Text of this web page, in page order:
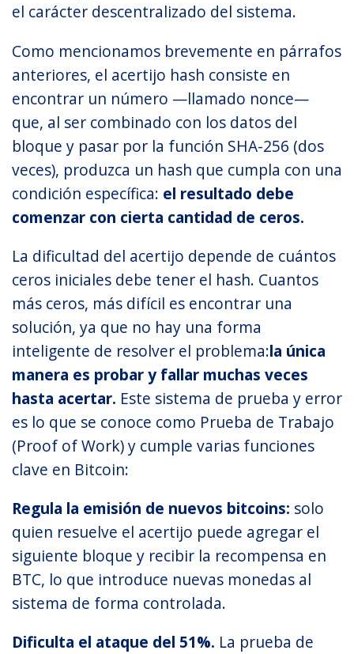
el carácter descentralizado del sistema.
Como mencionamos brevemente en párrafos
anteriores, el acertijo hash consiste en
encontrar un número —llamado nonce—
que, al ser combinado con los datos del
bloque y pasar por la función SHA-256 (dos
veces), produzca un hash que cumpla con una
condición específica: el resultado debe
comenzar con cierta cantidad de ceros.
La dificultad del acertijo depende de cuántos
ceros iniciales debe tener el hash. Cuantos
más ceros, más difícil es encontrar una
solución, ya que no hay una forma
inteligente de resolver el problema:la única
manera es probar y fallar muchas veces
hasta acertar. Este sistema de prueba y error
es lo que se conoce como Prueba de Trabajo
(Proof of Work) y cumple varias funciones
clave en Bitcoin:
Regula la emisión de nuevos bitcoins: solo
quien resuelve el acertijo puede agregar el
siguiente bloque y recibir la recompensa en
BTC, lo que introduce nuevas monedas al
sistema de forma controlada.
Dificulta el ataque del 51%. La prueba de